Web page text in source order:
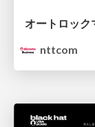
nttcom